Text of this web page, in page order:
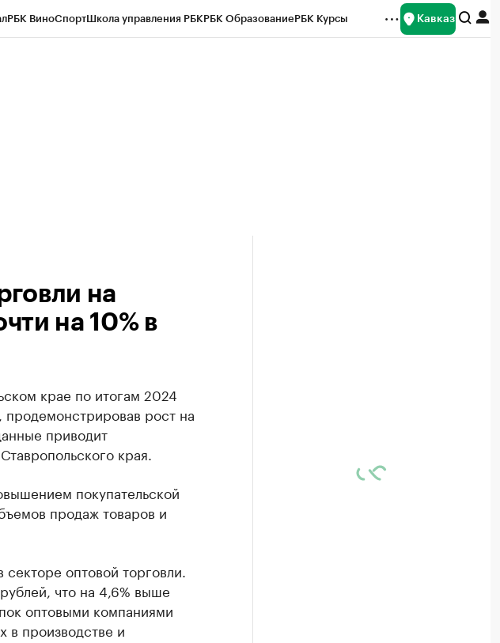
РБК ВиноСпортШкола управления РБКРБК ОбразованиеРБК Курсы Кавказ
на
на 10% в
крае по итогам 2024
рост на
приводит
края.
покупательской
продаж товаров и
оптовой торговли.
что на 4,6% выше
оптовыми компаниями
в производстве и